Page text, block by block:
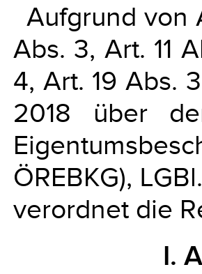
Aufgrund von
Abs. 3, Art. 11
4, Art. 19 Abs.
2018 über
ÖREBKG),
verordnet die
I.